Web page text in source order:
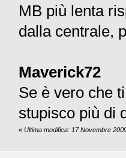
MB più lenta
dalla centrale,
Maverick72
Se è vero che
stupisco più di
« Ultima modifica: 17 Novembre